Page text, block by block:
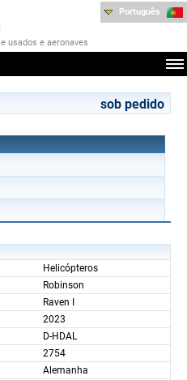
usados e aeronaves
Português
sob pedido
Helicópteros
Robinson
Raven I
2023
D-HDAL
2754
Alemanha